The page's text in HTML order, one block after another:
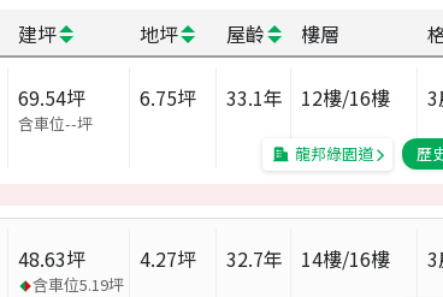
建坪 地坪 屋齡 樓層
69.54坪
含車位--坪
6.75坪 33.1年 12樓/16樓 3
龍邦綠園道 歷
48.63坪
含車位5.19坪
4.27坪 32.7年 14樓/16樓 3